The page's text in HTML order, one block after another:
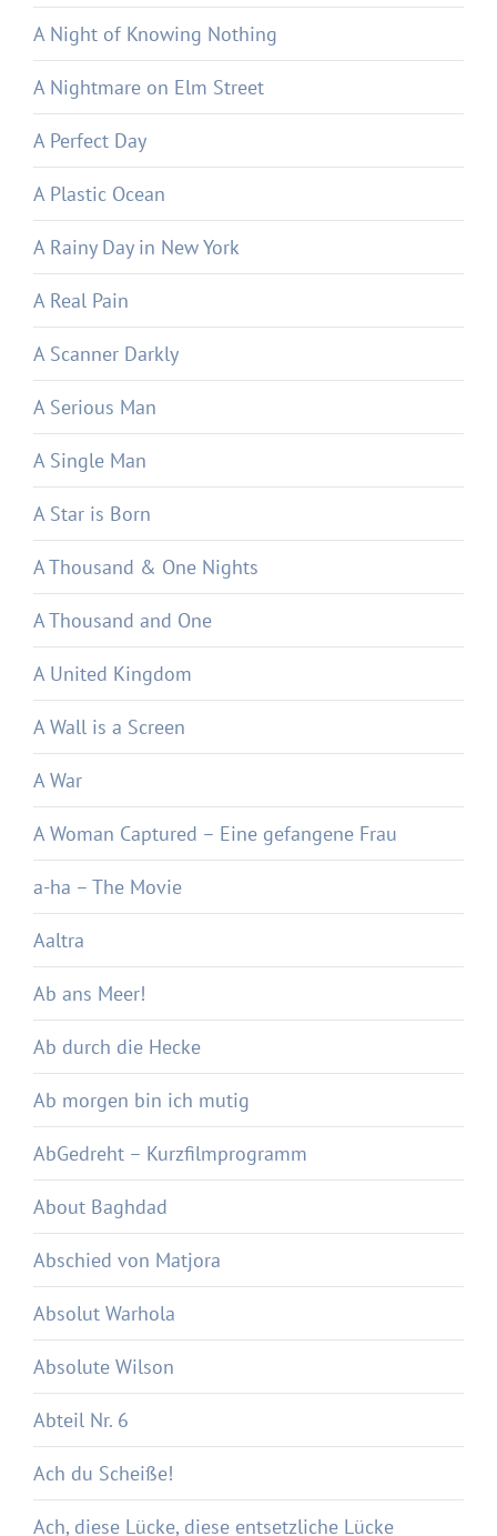
A Night of Knowing Nothing
A Nightmare on Elm Street
A Perfect Day
A Plastic Ocean
A Rainy Day in New York
A Real Pain
A Scanner Darkly
A Serious Man
A Single Man
A Star is Born
A Thousand & One Nights
A Thousand and One
A United Kingdom
A Wall is a Screen
A War
A Woman Captured – Eine gefangene Frau
a-ha – The Movie
Aaltra
Ab ans Meer!
Ab durch die Hecke
Ab morgen bin ich mutig
AbGedreht – Kurzfilmprogramm
About Baghdad
Abschied von Matjora
Absolut Warhola
Absolute Wilson
Abteil Nr. 6
Ach du Scheiße!
Ach, diese Lücke, diese entsetzliche Lücke